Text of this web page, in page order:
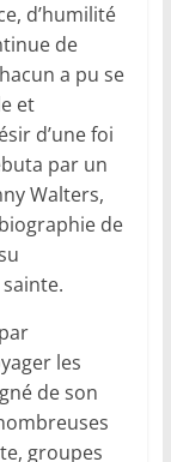
d’humilité
de
a pu se
et
d’une foi
par un
Walters,
de
les
de son
groupes